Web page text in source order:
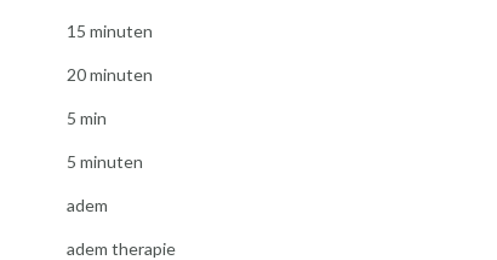
15 minuten
20 minuten
5 min
5 minuten
adem
adem therapie